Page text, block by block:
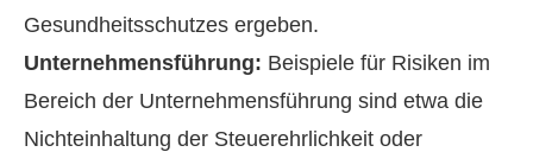
Gesundheitsschutzes ergeben.
Unternehmensführung: Beispiele für Risiken im
Bereich der Unternehmensführung sind etwa die
Nichteinhaltung der Steuerehrlichkeit oder